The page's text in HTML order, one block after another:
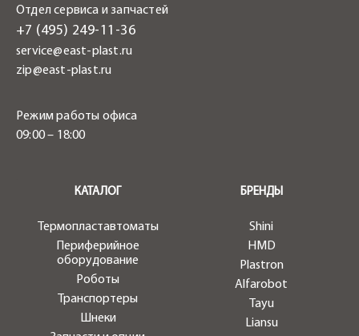
Отдел сервиса и запчастей
+7 (495) 249-11-36
service@east-plast.ru
zip@east-plast.ru
Режим работы офиса
09:00 – 18:00
КАТАЛОГ
Термопластавтоматы
Периферийное
оборудование
Роботы
Транспортеры
Шнеки
БРЕНДЫ
Shini
HMD
Plastron
Alfarobot
Tayu
Liansu